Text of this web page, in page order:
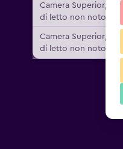
Camera Superior, Tipo
di letto non noto
Camera Superior, Tipo
di letto non noto